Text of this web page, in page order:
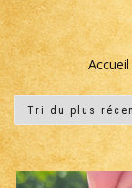
Accueil